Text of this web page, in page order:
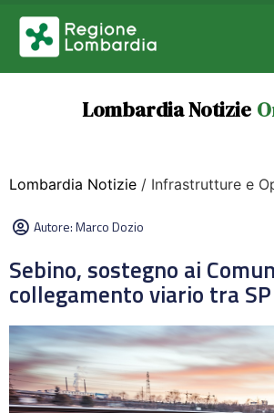
Lombardia Notizie
Lombardia Notizie / Infrastrutture e
Autore:Marco Dozio
Sebino, sostegno ai
collegamento viario tra